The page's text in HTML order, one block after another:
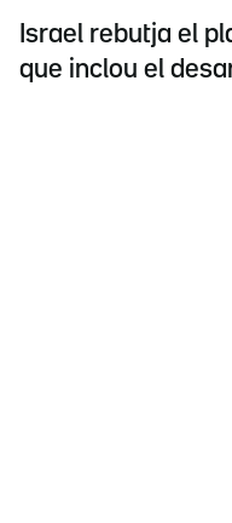
Israel rebutja el
que inclou el